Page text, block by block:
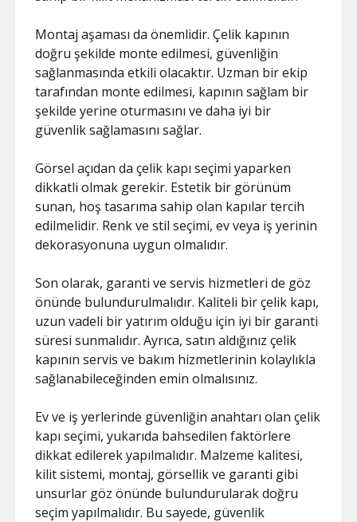
Montaj aşaması da önemlidir. Çelik kapının
doğru şekilde monte edilmesi, güvenliğin
sağlanmasında etkili olacaktır. Uzman bir ekip
tarafından monte edilmesi, kapının sağlam bir
şekilde yerine oturmasını ve daha iyi bir
güvenlik sağlamasını sağlar.
Görsel açıdan da çelik kapı seçimi yaparken
dikkatli olmak gerekir. Estetik bir görünüm
sunan, hoş tasarıma sahip olan kapılar tercih
edilmelidir. Renk ve stil seçimi, ev veya iş yerinin
dekorasyonuna uygun olmalıdır.
Son olarak, garanti ve servis hizmetleri de göz
önünde bulundurulmalıdır. Kaliteli bir çelik kapı,
uzun vadeli bir yatırım olduğu için iyi bir garanti
süresi sunmalıdır. Ayrıca, satın aldığınız çelik
kapının servis ve bakım hizmetlerinin kolaylıkla
sağlanabileceğinden emin olmalısınız.
Ev ve iş yerlerinde güvenliğin anahtarı olan çelik
kapı seçimi, yukarıda bahsedilen faktörlere
dikkat edilerek yapılmalıdır. Malzeme kalitesi,
kilit sistemi, montaj, görsellik ve garanti gibi
unsurlar göz önünde bulundurularak doğru
seçim yapılmalıdır. Bu sayede, güvenlik